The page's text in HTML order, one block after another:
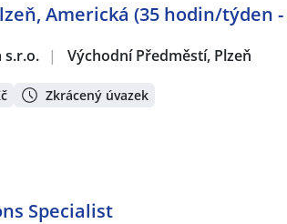
Americká (35 hodin/týden
s.r.o. | Východní Předměstí, Plzeň
Zkrácený úvazek
Specialist